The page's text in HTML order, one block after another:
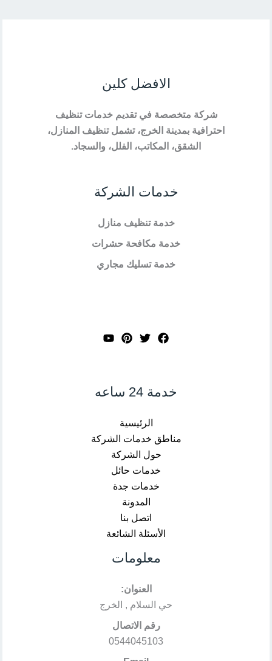
الافضل كلين
شركة متخصصة في تقديم خدمات تنظيف
احترافية بمدينة الخرج، تشمل تنظيف المنازل،
الشقق، المكاتب، الفلل، والسجاد.
خدمات الشركة
خدمة تنظيف منازل
خدمة مكافحة حشرات
خدمة تسليك مجاري
خدمة 24 ساعه
الرئيسية
مناطق خدمات الشركة
حول الشركة
خدمات حائل
خدمات جدة
المدونة
اتصل بنا
الأسئلة الشائعة
معلومات
العنوان:
حي السلام , الخرج
رقم الاتصال
0544045103